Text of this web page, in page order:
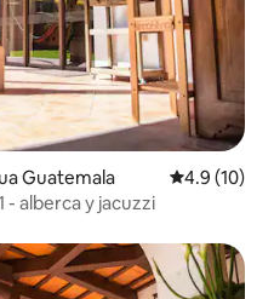
Guatemala Calificación
4.9 (10)
- alberca y jacuzzi